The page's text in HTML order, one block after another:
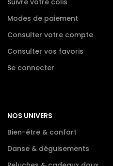
Modes de paiement
Consulter votre compte
Consulter vos favoris
Se connecter
NOS UNIVERS
Bien-être & confort
Danse & déguisements